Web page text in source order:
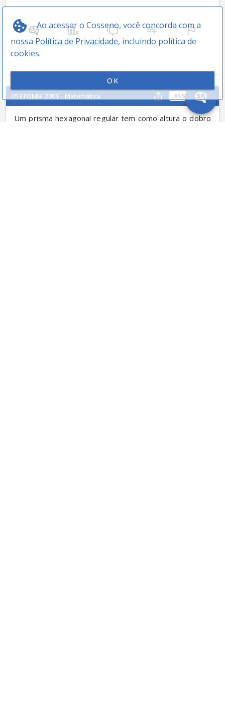
Ao acessar o Cosseno, você concorda com a
nossa Política de Privacidade, incluindo política de
cookies.
OK
05 EFOMM 2001 - Matemática ASSUNTOS
Um prisma hexagonal regular tem como altura o dobro